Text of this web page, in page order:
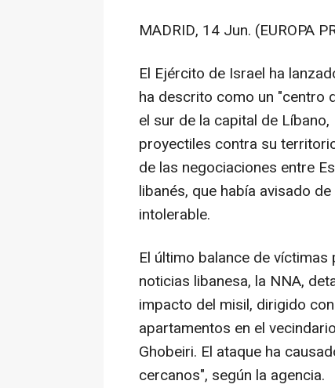
MADRID, 14 Jun. (EUROPA
El Ejército de Israel ha
ha descrito como un "centro
el sur de la capital de
proyectiles contra su
de las negociaciones entre
libanés, que había avisado
intolerable.
El último balance de
noticias libanesa, la NNA,
impacto del misil, dirigido
apartamentos en el
Ghobeiri. El ataque ha
cercanos", según la agencia.